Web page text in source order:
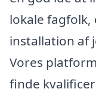
lokale fagfolk,
installation af
Vores
finde